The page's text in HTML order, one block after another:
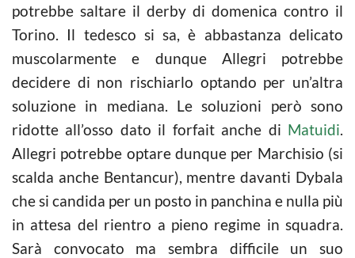
potrebbe saltare il derby di domenica contro il
Torino. Il tedesco si sa, è abbastanza delicato
muscolarmente e dunque Allegri potrebbe
decidere di non rischiarlo optando per un’altra
soluzione in mediana. Le soluzioni però sono
ridotte all’osso dato il forfait anche di Matuidi.
Allegri potrebbe optare dunque per Marchisio (si
scalda anche Bentancur), mentre davanti Dybala
che si candida per un posto in panchina e nulla più
in attesa del rientro a pieno regime in squadra.
Sarà convocato ma sembra difficile un suo